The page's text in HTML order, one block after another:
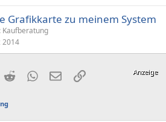
Grafikkarte zu meinem System
2014
RedditWhatsApp
E-MailLink